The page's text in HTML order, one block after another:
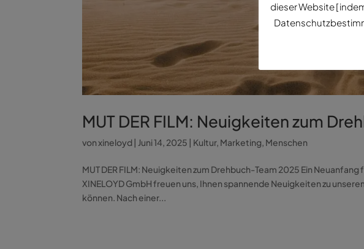
MUT DER FILM: Neuigkeiten zum
vonxineloyd Juni 14, 2025 Kultur, Marketing, Menschen
MUT DER FILM: Neuigkeiten zum Drehbuch-Team 2025 Ein
XINELOYD GmbH freuen uns, Ihnen spannende Neuigkeiten zu
können. Nach einer...
dieser Website [